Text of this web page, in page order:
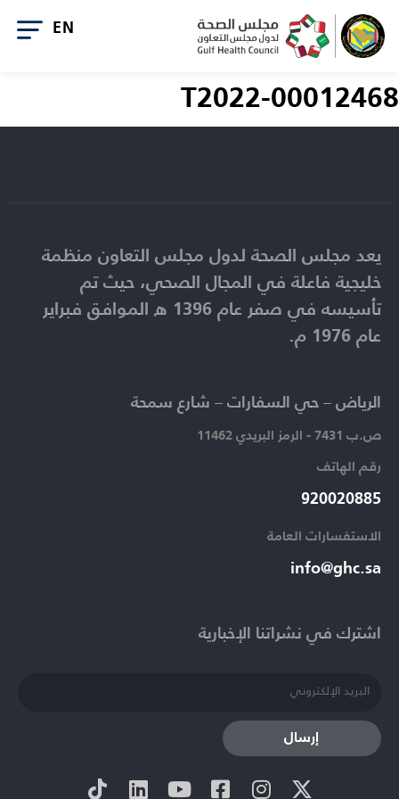
T2022-00012468
اشترك في نشراتنا الإخبارية​
إرسال
الرياض – حي السفارات – شارع سمحة​
ص.ب 7431 - الرمز البريدي 11462
رقم الهاتف​
920020885​
الاستفسارات العامة ​
info@ghc.sa​
يعد مجلس الصحة لدول مجلس التعاون منظمة
خليجية فاعلة في المجال الصحي، حيث تم
تأسيسه في صفر عام 1396 ه الموافق فبراير
عام 1976 م.